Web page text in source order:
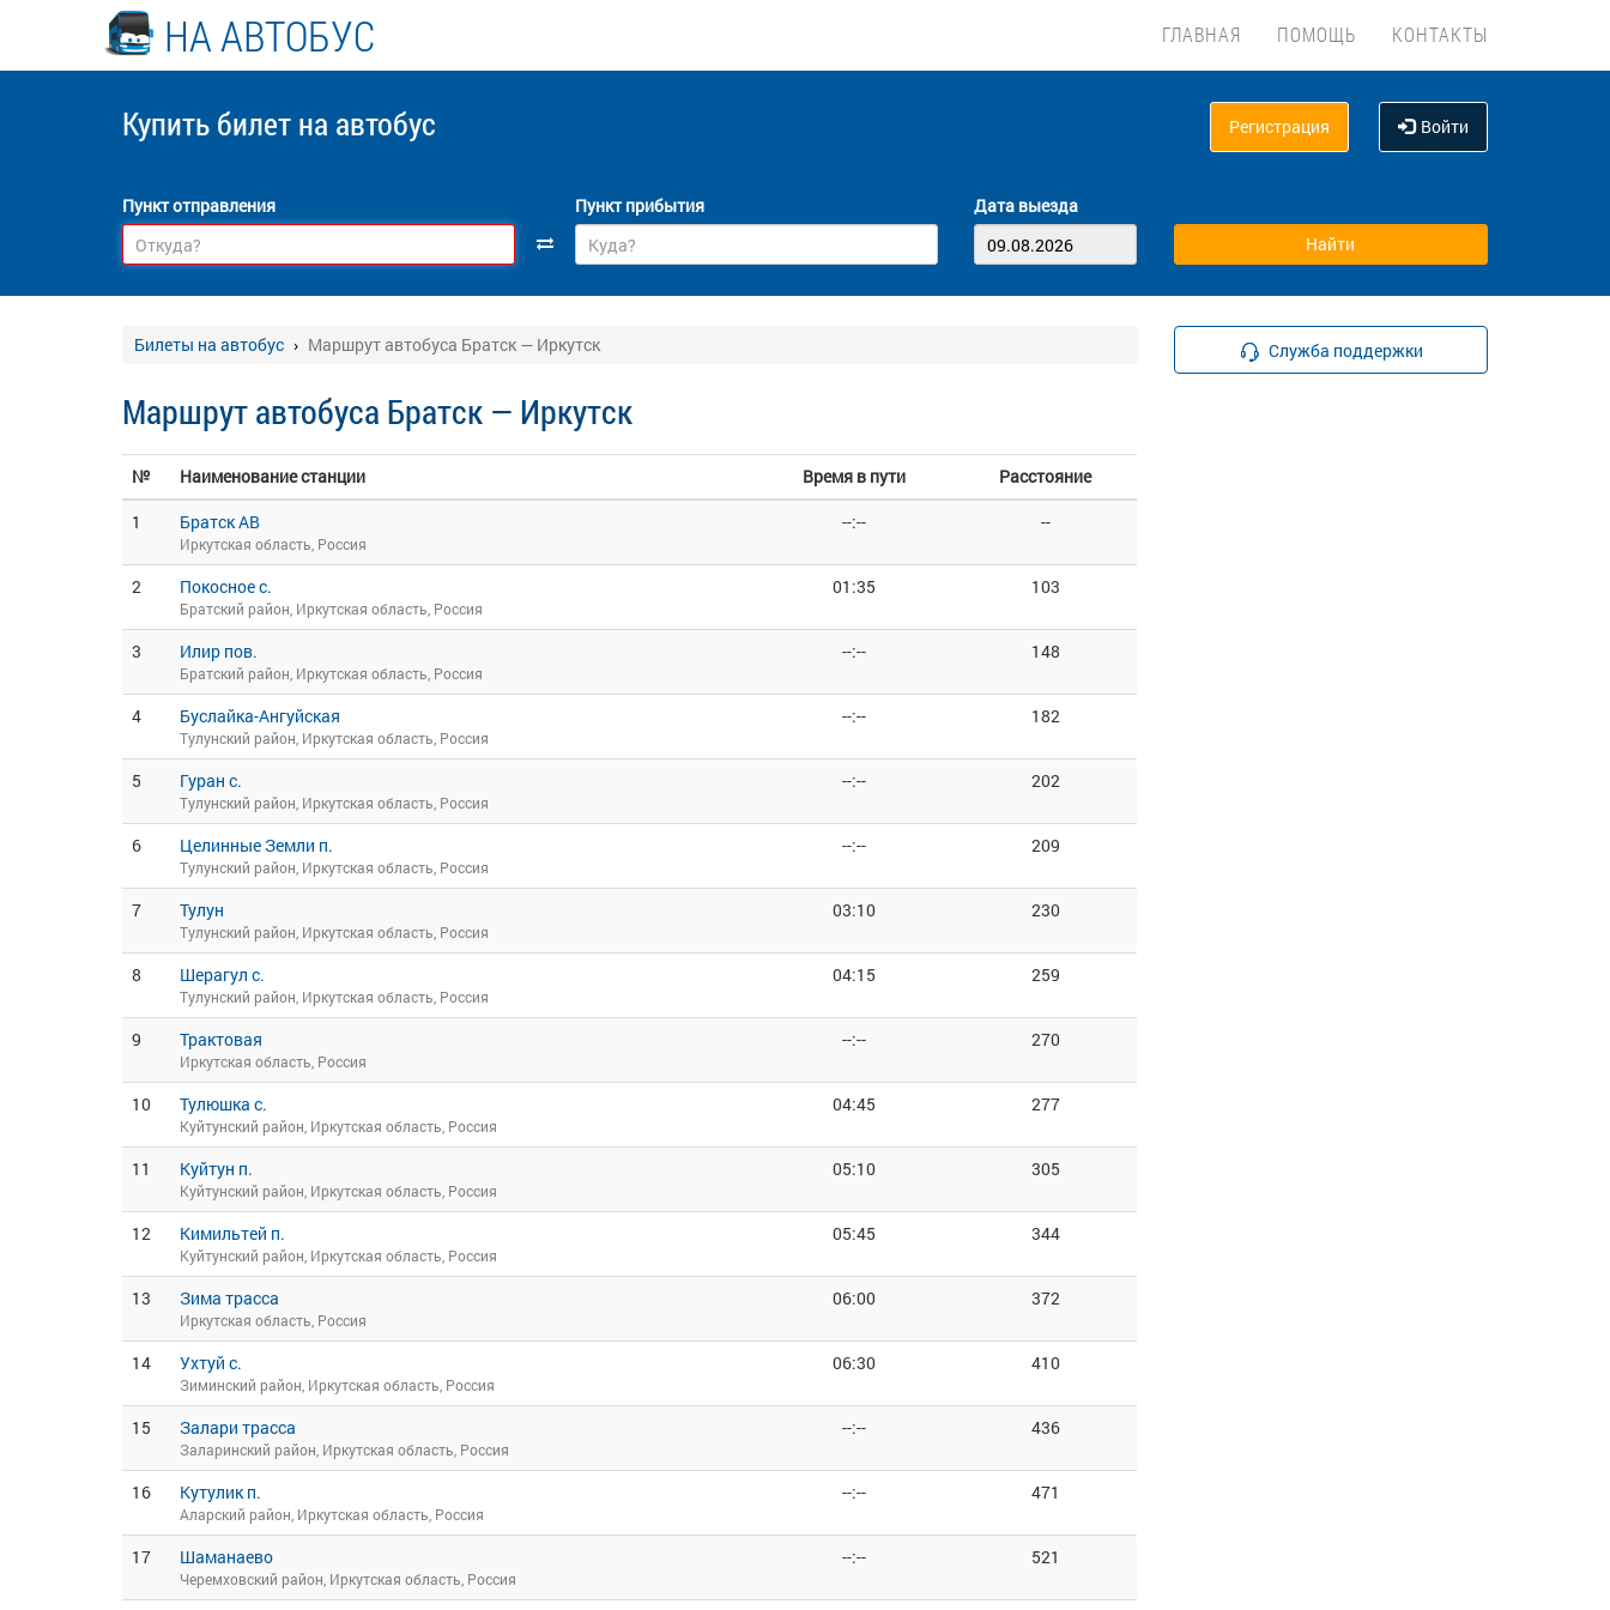
НА АВТОБУС ГЛАВНАЯ ПОМОЩЬ КОНТАКТЫ
Купить билет на автобус Регистрация Войти
Пункт отправления Пункт прибытия Дата выезда
Билеты на автобус Маршрут автобуса Братск — Иркутск
Маршрут автобуса Братск — Иркутск
№ Наименование станции Время в пути
Расстояние
1
Братск АВ
Иркутская область, Россия
--:-- --
2 Покосное с.
Братский район, Иркутская область, Россия
01:35 103
3 Илир пов.
Братский район, Иркутская область, Россия
--:-- 148
4 Буслайка-Ангуйская
Тулунский район, Иркутская область, Россия
--:-- 182
5 Гуран с.
Тулунский район, Иркутская область, Россия
--:-- 202
6 Целинные Земли п.
Тулунский район, Иркутская область, Россия
--:-- 209
7 Тулун
Тулунский район, Иркутская область, Россия
03:10 230
8 Шерагул с.
Тулунский район, Иркутская область, Россия
04:15 259
9 Трактовая
Иркутская область, Россия
--:-- 270
10 Тулюшка с.
Куйтунский район, Иркутская область, Россия
04:45 277
11 Куйтун п.
Куйтунский район, Иркутская область, Россия
05:10 305
12 Кимильтей п.
Куйтунский район, Иркутская область, Россия
05:45 344
13 Зима трасса
Иркутская область, Россия
06:00 372
14 Ухтуй с.
Зиминский район, Иркутская область, Россия
06:30 410
15 Залари трасса
Заларинский район, Иркутская область, Россия
--:-- 436
16 Кутулик п.
Аларский район, Иркутская область, Россия
--:-- 471
17 Шаманаево
Черемховский район, Иркутская область, Россия
--:-- 521
Служба поддержки